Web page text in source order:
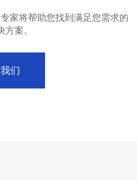
家将帮助您找到满足您需求的
方案。
们